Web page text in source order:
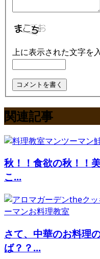
上に表示された文字を
関連記事
秋！！食欲の秋！！
こ...
さて、中華のお料理
ば？？...